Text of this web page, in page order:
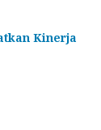
Kinerja